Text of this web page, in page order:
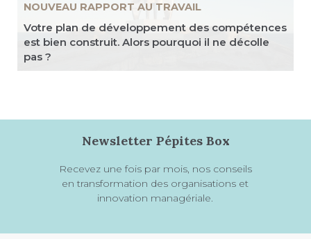
NOUVEAU RAPPORT AU TRAVAIL
Votre plan de développement des compétences
est bien construit. Alors pourquoi il ne décolle
pas ?
Newsletter Pépites Box
Recevez une fois par mois, nos conseils
en transformation des organisations et
innovation managériale.